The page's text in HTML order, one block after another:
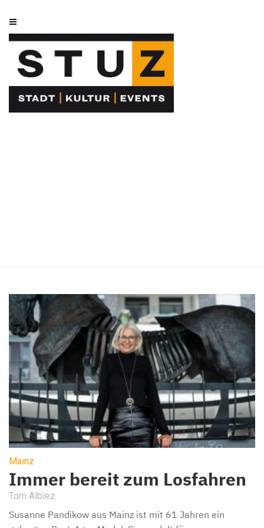
Mainz
Immer bereit zum Losfahren
Tom Albiez
Susanne Pandikow aus Mainz ist mit 61 Jahren ein